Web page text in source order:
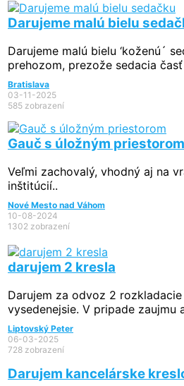
Darujeme malú bielu
Darujeme malú bielu ‘koženú´
prehozom, prezože sedacia
Bratislava
03-11-2025
585 zobrazení
Gauč s úložným priestorom
Veľmi zachovalý, vhodný aj na
inštitúcií..
Nové Mesto nad Váhom
10-08-2024
1302 zobrazení
darujem 2 kresla
Darujem za odvoz 2
vysedenejsie. V pripade zaujmu
Liptovský Peter
06-03-2025
728 zobrazení
Darujem kancelárske